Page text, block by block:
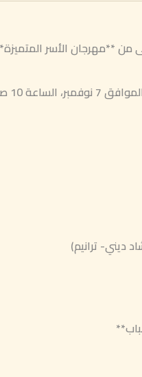
من **مهرجان الأسر
ديني- ترانيم)